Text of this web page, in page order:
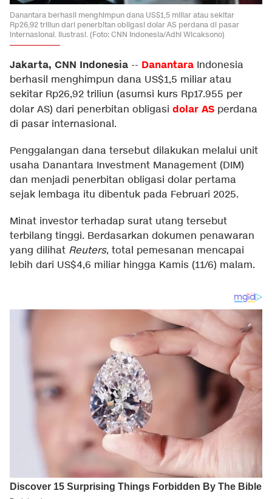
Danantara berhasil menghimpun dana US$1,5 miliar atau sekitar
Rp26,92 triliun dari penerbitan obligasi dolar AS perdana di pasar
internasional. Ilustrasi. (Foto: CNN Indonesia/Adhi Wicaksono)
Jakarta, CNN Indonesia -- Danantara Indonesia
berhasil menghimpun dana US$1,5 miliar atau
sekitar Rp26,92 triliun (asumsi kurs Rp17.955 per
dolar AS) dari penerbitan obligasi dolar AS perdana
di pasar internasional.
Penggalangan dana tersebut dilakukan melalui unit
usaha Danantara Investment Management (DIM)
dan menjadi penerbitan obligasi dolar pertama
sejak lembaga itu dibentuk pada Februari 2025.
Minat investor terhadap surat utang tersebut
terbilang tinggi. Berdasarkan dokumen penawaran
yang dilihat Reuters, total pemesanan mencapai
lebih dari US$4,6 miliar hingga Kamis (11/6) malam.